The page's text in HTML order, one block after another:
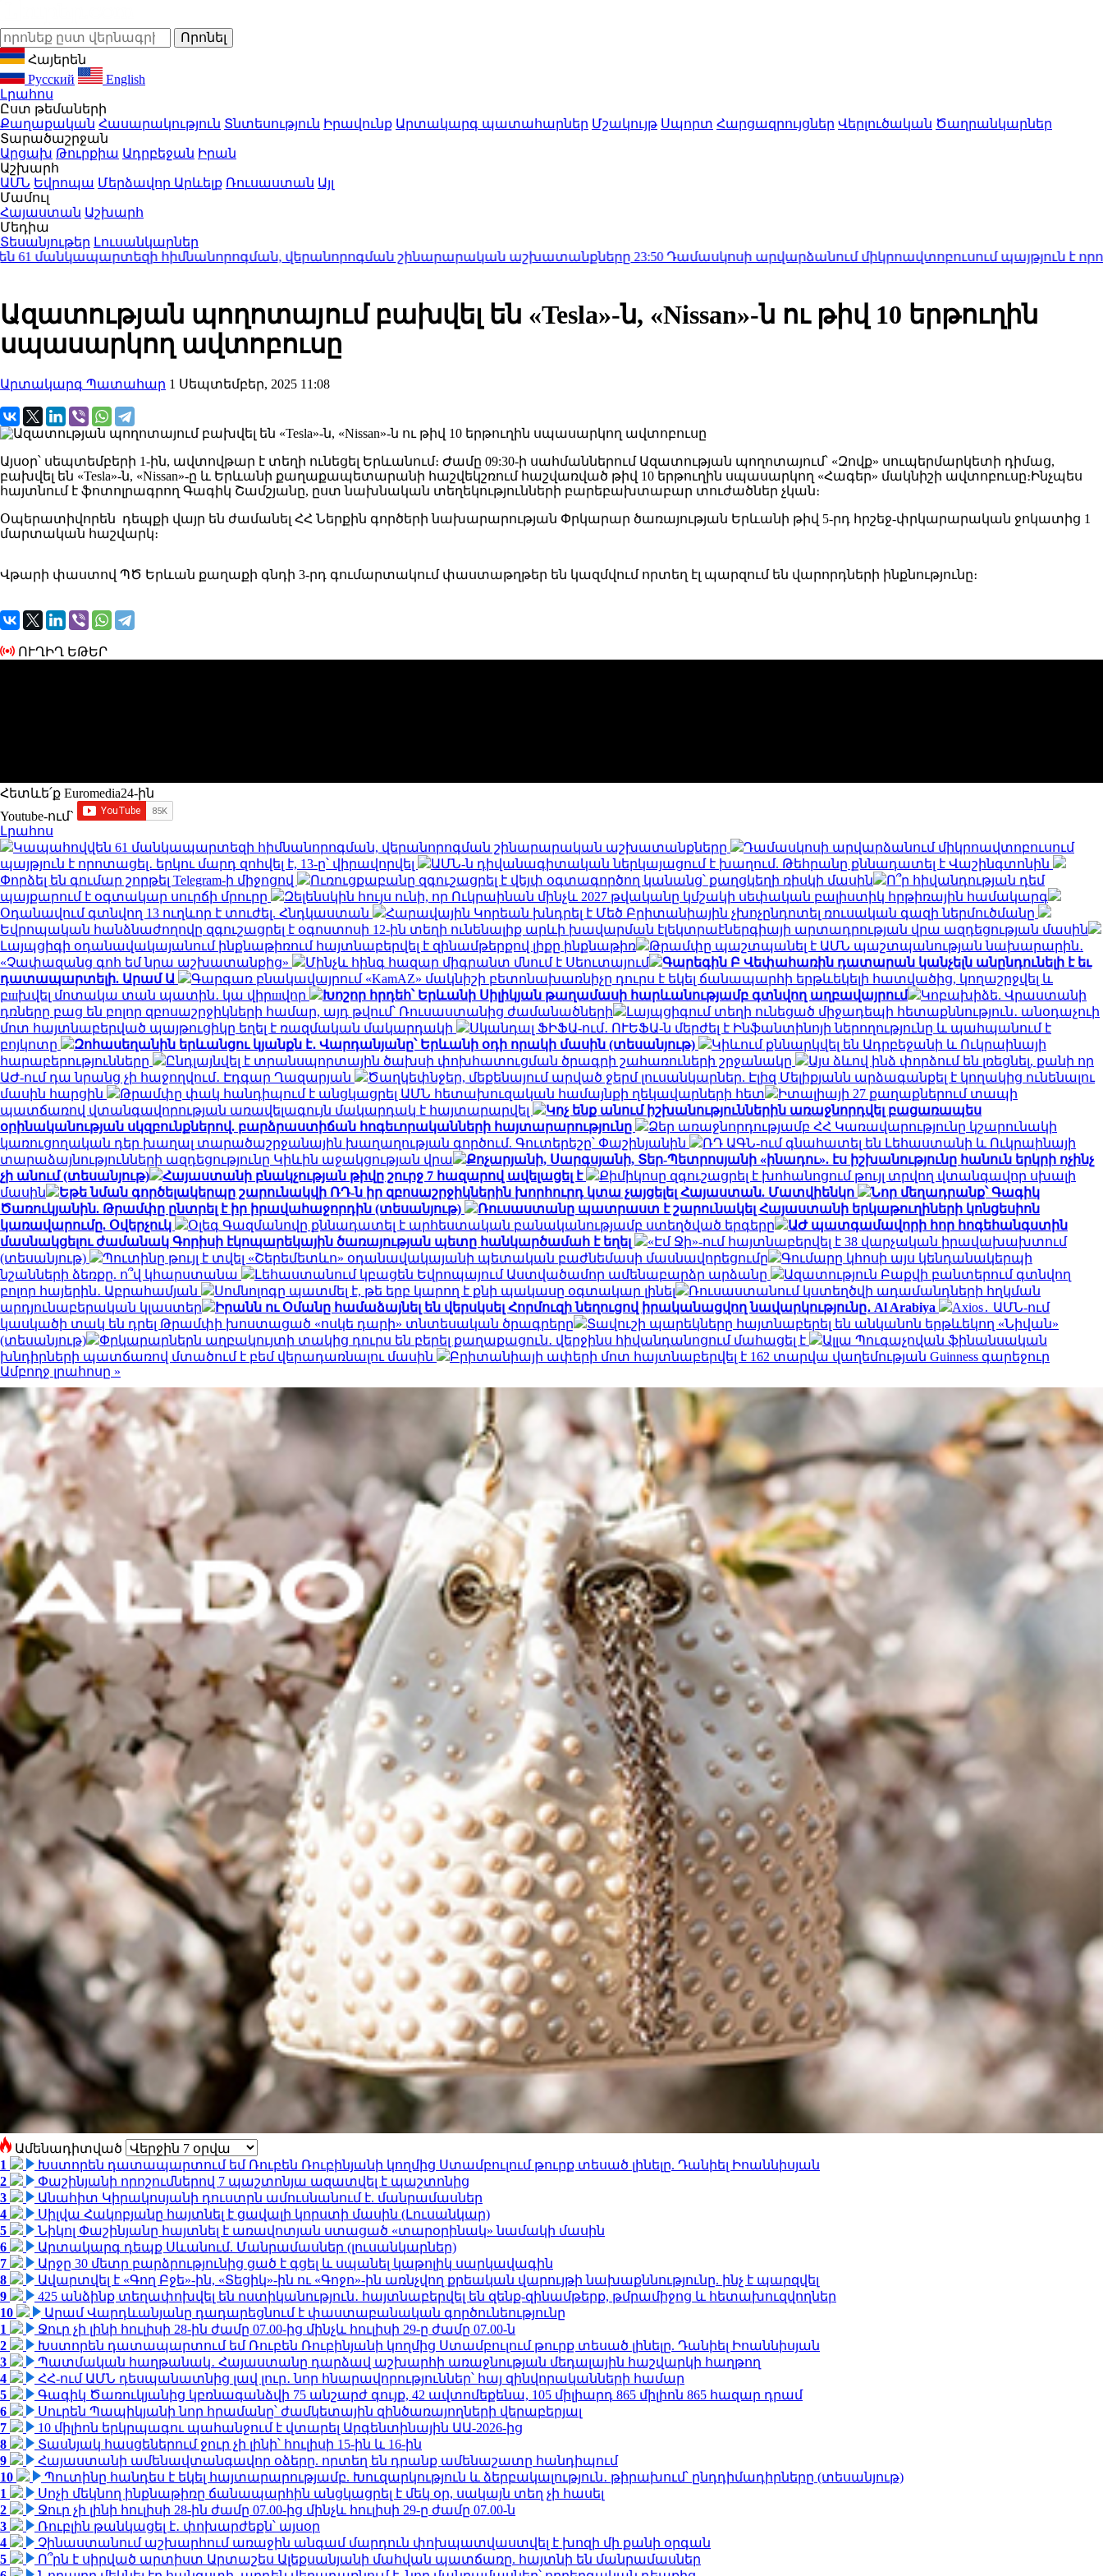
Հայերեն
Русский
English
Լրահոս
Ըստ թեմաների
Քաղաքական Հասարակություն Տնտեսություն Իրավունք Արտակարգ պատահարներ Մշակույթ Սպորտ Հարցազրույցներ Վերլուծական Ծաղրանկարներ
Տարածաշրջան
Արցախ Թուրքիա Ադրբեջան Իրան
Աշխարհ
ԱՄՆ Եվրոպա Մերձավոր Արևելք Ռուսաստան Այլ
Մամուլ
Հայաստան Աշխարհ
Մեդիա
Տեսանյութեր Լուսանկարներ
հիմնանորոգման, վերանորոգման շինարարական աշխատանքները23:50Դամասկոսի արվարձանում միկրոավտոբուսում պայթյուն է որոտացել․
Ազատության պողոտայում բախվել են «Tesla»-ն, «Nissan»-ն ու թիվ 10 երթուղին
սպասարկող ավտոբուսը
Արտակարգ Պատահար 1 Սեպտեմբեր, 2025 11:08
Այսօր՝ սեպտեմբերի 1-ին, ավտովթար է տեղի ունեցել Երևանում։ Ժամը 09:30-ի սահմաններում Ազատության պողոտայում՝ «Զովք» սուպերմարկետի դիմաց,
բախվել են «Tesla»-ն, «Nissan»-ը և Երևանի քաղաքապետարանի հաշվեկշռում հաշվառված թիվ 10 երթուղին սպասարկող «Հագեր» մակնիշի ավտոբուսը։Ինչպես
հայտնում է ֆոտոլրագրող Գագիկ Շամշյանը, ըստ նախնական տեղեկությունների բարեբախտաբար տուժածներ չկան։
Օպերատիվորեն դեպքի վայր են ժամանել ՀՀ Ներքին գործերի նախարարության Փրկարար ծառայության Երևանի թիվ 5-րդ հրշեջ-փրկարարական ջոկատից 1
մարտական հաշվարկ։
Վթարի փաստով ՊԾ Երևան քաղաքի գնդի 3-րդ գումարտակում փաստաթղթեր են կազմվում որտեղ էլ պարզում են վարորդների ինքնությունը։
ՈՒՂԻՂ ԵԹԵՐ
Հետևե՛ք Euromedia24-ին
Youtube-ում`
Լրահոս
Կապահովվեն 61 մանկապարտեզի հիմնանորոգման, վերանորոգման շինարարական աշխատանքները
Դամասկոսի արվարձանում միկրոավտոբուսում
պայթյուն է որոտացել․ երկու մարդ զոհվել է, 13-ը՝ վիրավորվել
ԱՄՆ-ն դիվանագիտական ներկայացում է խաղում. Թեհրանը քննադատել է Վաշինգտոնին
Փորձել են գումար շորթել Telegram-ի միջոցով
Ուռուցքաբանը զգուշացրել է վեյփ օգտագործող կանանց՝ քաղցկեղի ռիսկի մասին
Ո՞ր հիվանդության դեմ
պայքարում է օգտակար սուրճի մրուրը
Զելենսկին հույս ունի, որ Ուկրաինան մինչև 2027 թվականը կմշակի սեփական բալիստիկ հրթիռային համակարգ
Օդանավում գտնվող 13 ուղևոր է տուժել. Հնդկաստան
Հարավային Կորեան խնդրել է Մեծ Բրիտանիային չխոչընդոտել ռուսական գազի ներմուծմանը
Եվրոպական հանձնաժողովը զգուշացրել է օգոստոսի 12-ին տեղի ունենալիք արևի խավարման էլեկտրաէներգիայի արտադրության վրա ազդեցության մասին
Լայպցիգի օդանավակայանում ինքնաթիռում հայտնաբերվել է զինամթերքով լիքը ինքնաթիռ
Թրամփը պաշտպանել է ԱՄՆ պաշտպանության նախարարին․
«Չափազանց գոհ եմ նրա աշխատանքից»
Մինչև հինգ հազար միգրանտ մնում է Սեուտայում
Գարեգին Բ Վեփահառին դատարան կանչելն անընդունելի է եւ
դատապարտելի. Արամ Ա
Գարգառ բնակավայրում «KamAZ» մակնիշի բետոնախառնիչը դուրս է եկել ճանապարհի երթևեկելի հատվածից, կողաշրջվել և
բшխվել մոտակա տան պատին․ կա վիրшվոր
Խոշոր հրդեհ՝ Երևանի Սիլիկյան թաղամասի հարևանությամբ գտնվող աղբավայրում
Կոբախիձե. Վրաստանի
դռները բաց են բոլոր զբոսաշրջիկների համար, այդ թվում՝ Ռուսաստանից ժամանածների
Լայպցիգում տեղի ունեցած միջադեպի հետաքննություն․ անօդաչուի
մոտ հայտնաբերված պայթուցիկը եղել է ռազմական մակարդակի
Սկանդալ ՖԻՖԱ-ում․ ՈՒԵՖԱ-ն մերժել է Ինֆանտինոյի ներողությունը և պահպանում է
բոյկոտը
Զոհասեղանին երևանցու կյանքն է․ Վարդանյանը՝ Երևանի օդի որակի մասին (տեսանյութ)
Կիևում քննարկվել են Ադրբեջանի և Ուկրաինայի
հարաբերությունները
Ընդլայնվել է տրանսպորտային ծախսի փոխհատուցման ծրագրի շահառուների շրջանակը
Այս ձևով ինձ փորձում են լռեցնել, քանի որ
ԱԺ-ում դա նրանց չի հաջողվում․ Էդգար Ղազարյան
Ծաղկեփնջեր, մեքենայում արված ջերմ լուսանկարներ. Էլիզ Մելիքյանն արձագանքել է կողակից ունենալու
մասին հարցին
Թրամփը փակ հանդիպում է անցկացրել ԱՄՆ հետախուզական համայնքի ղեկավարների հետ
Իտալիայի 27 քաղաքներում տապի
պատճառով վտանգավորության առավելագույն մակարդակ է հայտարարվել
Կոչ ենք անում իշխանություններին առաջնորդվել բացառապես
օրինականության սկզբունքներով. բարձրաստիճան հոգեւորականների հայտարարությունը
Ձեր առաջնորդությամբ ՀՀ Կառավարությունը կշարունակի
կառուցողական դեր խաղալ տարածաշրջանային խաղաղության գործում. Գուտերեշը՝ Փաշինյանին
ՌԴ ԱԳՆ-ում գնահատել են Լեհաստանի և Ուկրաինայի
տարաձայնությունների ազդեցությունը Կիևին աջակցության վրա
Քոչարյանի, Սարգսյանի, Տեր-Պետրոսյանի «ինադու». էս իշխանությունը հանուն երկրի ոչինչ
չի անում (տեսանյութ)
Հայաստանի բնակչության թիվը շուրջ 7 հազարով ավելացել է
Քիմիկոսը զգուշացրել է խոհանոցում թույլ տրվող վտանգավոր սխալի
մասին
Եթե նման գործելակերպը շարունակվի ՌԴ-ն իր զբոսաշրջիկներին խորհուրդ կտա չայցելել Հայաստան. Մատվիենկո
Նոր մեղադրանք՝ Գագիկ
Ծառուկյանին. Թրամփը ընտրել է իր իրավահաջորդին (տեսանյութ)
Ռուսաստանը պատրաստ է շարունակել Հայաստանի երկաթուղիների կոնցեսիոն
կառավարումը. Օվերչուկ
Օլեգ Գազմանովը քննադատել է արհեստական բանականությամբ ստեղծված երգերը
ԱԺ պատգամավորի հոր հոգեհանգստին
մասնակցելու ժամանակ Գորիսի էկոպարեկային ծառայության պետը հանկարծամահ է եղել
«Էմ Ջի»-ում հայտնաբերվել է 38 վարչական իրավախախտում
(տեսանյութ)
Պուտինը թույլ է տվել «Շերեմետևո» օդանավակայանի պետական բաժնեմասի մասնավորեցումը
Գումարը կհոսի այս կենդանակերպի
նշանների ձեռքը. ո՞վ կհարստանա
Լեհաստանում կբացեն Եվրոպայում Աստվածամոր ամենաբարձր արձանը
Ազատություն Բաքվի բանտերում գտնվող
բոլոր հայերին․ Աբրահամյան
Սոմնոլոգը պատմել է, թե երբ կարող է քնի պակասը օգտակար լինել
Ռուսաստանում կստեղծվի ադամանդների հղկման
արդյունաբերական կլաստեր
Իրանն ու Օմանը համաձայնել են վերսկսել Հորմուզի նեղուցով իրականացվող նավարկությունը․ Al Arabiya
Axios․ ԱՄՆ-ում
կասկածի տակ են դրել Թրամփի խոստացած «ոսկե դարի» տնտեսական ծրագրերը
Տավուշի պարեկները հայտնաբերել են անկանոն երթևեկող «Նիվան»
(տեսանյութ)
Փրկարարներն աղբակույտի տակից դուրս են բերել քաղաքացուն․ վերջինս հիվանդանոցում մահացել է
Ալլա Պուգաչովան ֆինանսական
խնդիրների պատճառով մտածում է բեմ վերադառնալու մասին
Բրիտանիայի ափերի մոտ հայտնաբերվել է 162 տարվա վաղեմության Guinness գարեջուր
Ամբողջ լրահոսը »
Ամենադիտված
1
Խստորեն դատապարտում եմ Ռուբեն Ռուբինյանի կողմից Ստամբուլում թուրք տեսած լինելը. Դանիել Իոաննիսյան
2
Փաշինյանի որոշումներով 7 պաշտոնյա ազատվել է պաշտոնից
3
Անահիտ Կիրակոսյանի դուստրն ամուսնանում է. մանրամասներ
4
Սիլվա Հակոբյանը հայտնել է ցավալի կորստի մասին (Լուսանկար)
5
Նիկոլ Փաշինյանը հայտնել է առավոտյան ստացած «տարօրինակ» նամակի մասին
6
Արտակարգ դեպք Սևանում. Մանրամասներ (լուսանկարներ)
7
Արջը 30 մետր բարձրությունից ցած է գցել և սպանել կաթոլիկ սարկավագին
8
Ավարտվել է «Գող Բջե»-ին, «Տեցիկ»-ին ու «Գոջո»-ին առնչվող քրեական վարույթի նախաքննությունը. ինչ է պարզվել
9
425 անձինք տեղափոխվել են ոստիկանություն․ հայտնաբերվել են զենք-զինամթերք, թմրամիջոց և հետախուզվողներ
10
Արամ Վարդևանյանը դադարեցնում է փաստաբանական գործունեությունը
1
Ջուր չի լինի հուլիսի 28-ին ժամը 07.00-ից մինչև հուլիսի 29-ը ժամը 07.00-ն
2
Խստորեն դատապարտում եմ Ռուբեն Ռուբինյանի կողմից Ստամբուլում թուրք տեսած լինելը. Դանիել Իոաննիսյան
3
Պատմական հաղթանակ․ Հայաստանը դարձավ աշխարհի առաջնության մեդալային հաշվարկի հաղթող
4
ՀՀ-ում ԱՄՆ դեսպանատնից լավ լուր․ նոր հնարավորություններ՝ հայ զինվորականների համար
5
Գագիկ Ծառուկյանից կբռնագանձվի 75 անշարժ գույք, 42 ավտոմեքենա, 105 միլիարդ 865 միլիոն 865 հազար դրամ
6
Սուրեն Պապիկյանի նոր հրամանը՝ ժամկետային զինծառայողների վերաբերյալ
7
10 միլիոն երկրպագու պահանջում է վտարել Արգենտինային ԱԱ-2026-ից
8
Տասնյակ հասցեներում ջուր չի լինի՝ հուլիսի 15-ին և 16-ին
9
Հայաստանի ամենավտանգավոր օձերը. որտեղ են դրանք ամենաշատը հանդիպում
10
Պուտինը հանդես է եկել հայտարարությամբ. Խուզարկություն և ձերբակալություն․ թիրախում՝ ընդդիմադիրները (տեսանյութ)
1
Սոչի մեկնող ինքնաթիռը ճանապարհին անցկացրել է մեկ օր, սակայն տեղ չի հասել
2
Ջուր չի լինի հուլիսի 28-ին ժամը 07.00-ից մինչև հուլիսի 29-ը ժամը 07.00-ն
3
Ռուբլին թանկացել է․ փոխարժեքն՝ այսօր
4
Չինաստանում աշխարհում առաջին անգամ մարդուն փոխպատվաստվել է խոզի մի քանի օրգան
5
Ո՞րն է սիրված արտիստ Արտաշես Ալեքսանյանի մահվան պատճառը. հայտնի են մանրամասներ